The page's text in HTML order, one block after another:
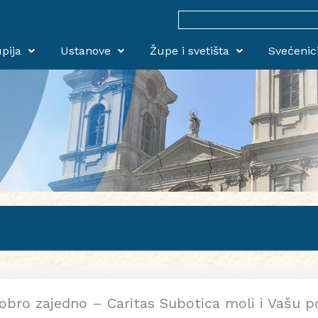
Search
for:
Ustanove Župe i svetišta Svećenici
zajedno – Caritas Subotica moli i Vašu